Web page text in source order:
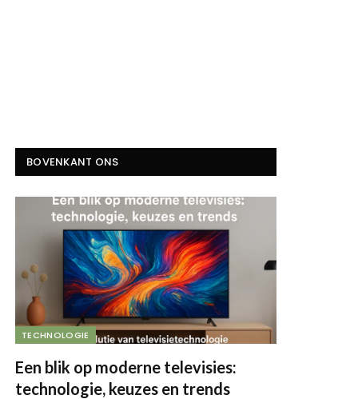
BOVENKANT ONS
TECHNOLOGIE
Een blik op moderne televisies:
technologie, keuzes en trends